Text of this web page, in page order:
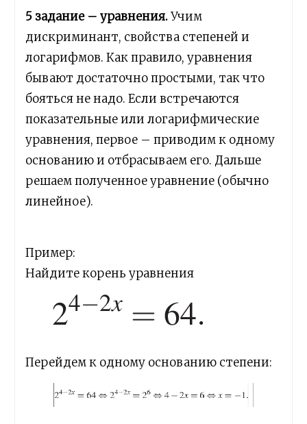
5 задание – уравнения.Учим
дискриминант, свойства степеней и
логарифмов. Как правило, уравнения
бывают достаточно простыми, так что
бояться не надо. Если встречаются
показательные или логарифмические
уравнения, первое – приводим к одному
основанию и отбрасываем его. Дальше
решаем полученное уравнение (обычно
линейное).
Пример:
Найдите корень уравнения
Перейдем к одному основанию степени: